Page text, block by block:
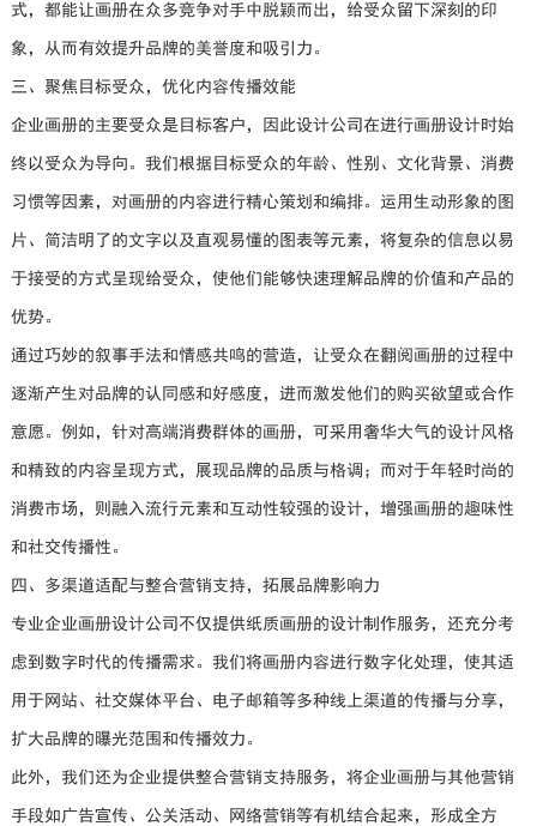
式，都能让画册在众多竞争对手中脱颖而出，给受众留下深刻的印
象，从而有效提升品牌的美誉度和吸引力。
三、聚焦目标受众，优化内容传播效能
企业画册的主要受众是目标客户，因此设计公司在进行画册设计时始
终以受众为导向。我们根据目标受众的年龄、性别、文化背景、消费
习惯等因素，对画册的内容进行精心策划和编排。运用生动形象的图
片、简洁明了的文字以及直观易懂的图表等元素，将复杂的信息以易
于接受的方式呈现给受众，使他们能够快速理解品牌的价值和产品的
优势。
通过巧妙的叙事手法和情感共鸣的营造，让受众在翻阅画册的过程中
逐渐产生对品牌的认同感和好感度，进而激发他们的购买欲望或合作
意愿。例如，针对高端消费群体的画册，可采用奢华大气的设计风格
和精致的内容呈现方式，展现品牌的品质与格调；而对于年轻时尚的
消费市场，则融入流行元素和互动性较强的设计，增强画册的趣味性
和社交传播性。
四、多渠道适配与整合营销支持，拓展品牌影响力
专业企业画册设计公司不仅提供纸质画册的设计制作服务，还充分考
虑到数字时代的传播需求。我们将画册内容进行数字化处理，使其适
用于网站、社交媒体平台、电子邮箱等多种线上渠道的传播与分享，
扩大品牌的曝光范围和传播效力。
此外，我们还为企业提供整合营销支持服务，将企业画册与其他营销
手段如广告宣传、公关活动、网络营销等有机结合起来，形成全方